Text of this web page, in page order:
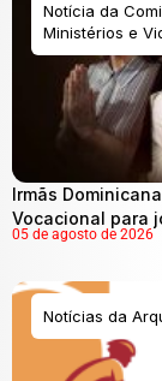
Notícia da
Ministérios e
Irmãs
Vocacional para
05 de agosto de 2026
Notícias da